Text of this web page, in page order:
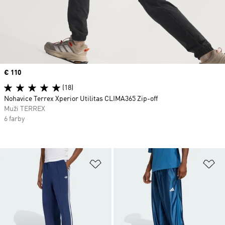
Pridať do zoznamu želaných
Price
€ 110
(18)
Nohavice Terrex Xperior Utilitas CLIMA365 Zip-off
Muži TERREX
6 farby